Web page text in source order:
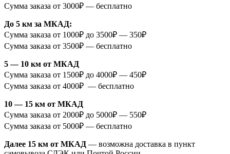
Сумма заказа от 3000₽ — бесплатно
До 5 км за МКАД:
Сумма заказа от 1000₽ до 3500₽ — 350₽
Сумма заказа от 3500₽ — бесплатно
5 — 10 км от МКАД
Сумма заказа от 1500₽ до 4000₽ — 450₽
Сумма заказа от 4000₽ — бесплатно
10 — 15 км от МКАД
Сумма заказа от 2000₽ до 5000₽ — 550₽
Сумма заказа от 5000₽ — бесплатно
Далее 15 км от МКАД — возможна доставка в пункт